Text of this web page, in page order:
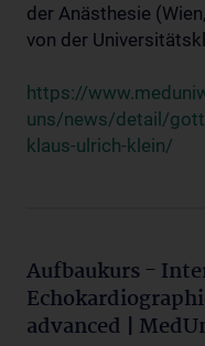
der Anästhesie
von der
https://
uns/news/detail/
klaus-ulrich-klein/
Aufbaukurs -
advanced |